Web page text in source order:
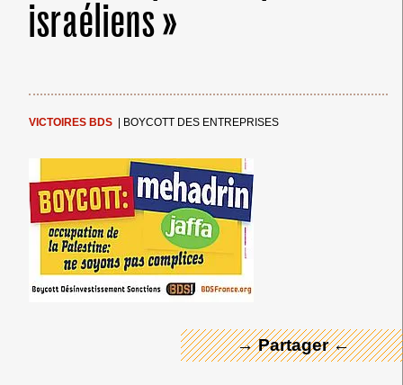
israéliens »
VICTOIRES BDS BOYCOTT DES ENTREPRISES
→ Partager ←
← Merci ! →